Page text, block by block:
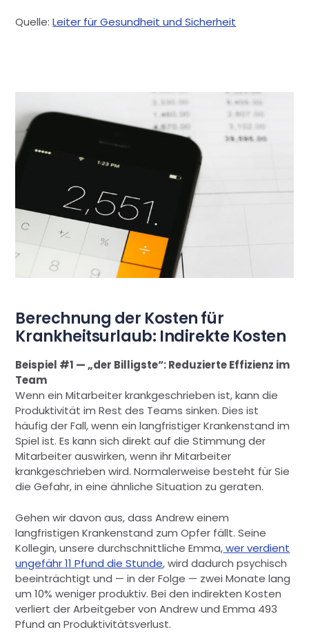
Quelle:Leiter für Gesundheit und Sicherheit
Berechnung der Kosten für
Krankheitsurlaub: Indirekte Kosten
Beispiel #1 — „der Billigste“: Reduzierte Effizienz im
Team
Wenn ein Mitarbeiter krankgeschrieben ist, kann die
Produktivität im Rest des Teams sinken. Dies ist
häufig der Fall, wenn ein langfristiger Krankenstand im
Spiel ist. Es kann sich direkt auf die Stimmung der
Mitarbeiter auswirken, wenn ihr Mitarbeiter
krankgeschrieben wird. Normalerweise besteht für Sie
die Gefahr, in eine ähnliche Situation zu geraten.
Gehen wir davon aus, dass Andrew einem
langfristigen Krankenstand zum Opfer fällt. Seine
Kollegin, unsere durchschnittliche Emma,wer verdient
ungefähr 11 Pfund die Stunde, wird dadurch psychisch
beeinträchtigt und — in der Folge — zwei Monate lang
um 10% weniger produktiv. Bei den indirekten Kosten
verliert der Arbeitgeber von Andrew und Emma 493
Pfund an Produktivitätsverlust.